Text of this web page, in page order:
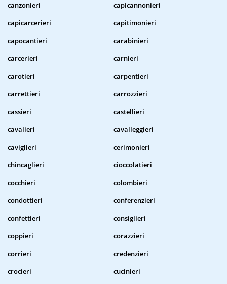
canzonieri
capicannonieri
capicarcerieri
capitimonieri
capocantieri
carabinieri
carcerieri
carnieri
carotieri
carpentieri
carrettieri
carrozzieri
cassieri
castellieri
cavalieri
cavalleggieri
caviglieri
cerimonieri
chincaglieri
cioccolatieri
cocchieri
colombieri
condottieri
conferenzieri
confettieri
consiglieri
coppieri
corazzieri
corrieri
credenzieri
crocieri
cucinieri